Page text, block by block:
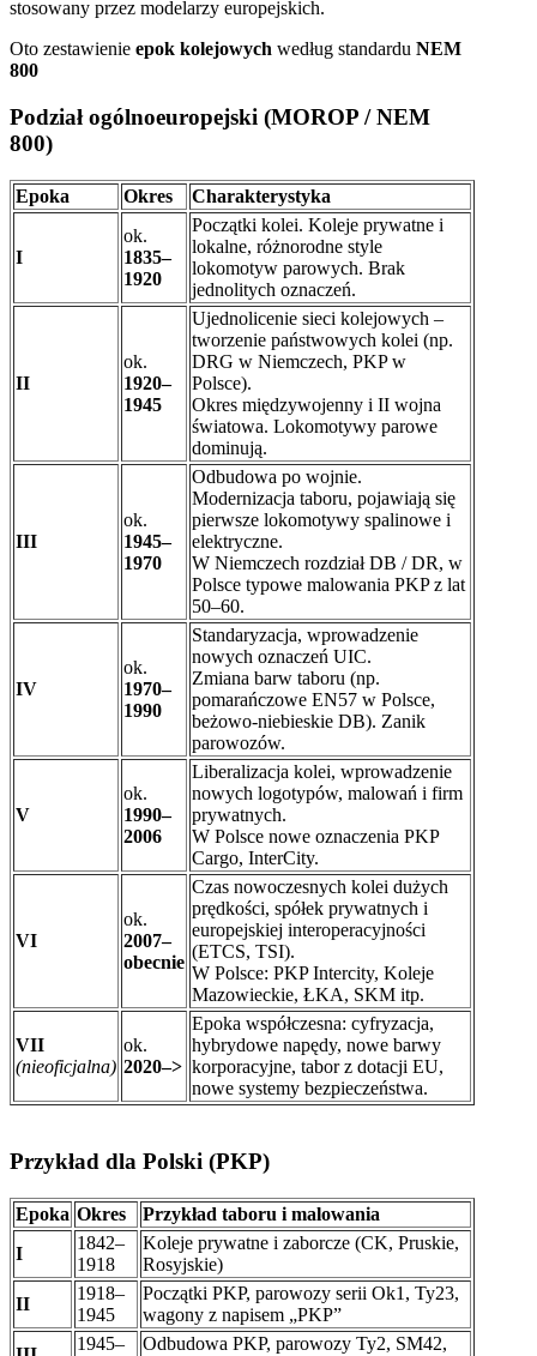
stosowany przez modelarzy europejskich.
Oto zestawienie epok kolejowych według standardu NEM
800
Podział ogólnoeuropejski (MOROP / NEM
800)
Epoka Okres Charakterystyka
I
ok.
1835–
1920
Początki kolei. Koleje prywatne i
lokalne, różnorodne style
lokomotyw parowych. Brak
jednolitych oznaczeń.
II
ok.
1920–
1945
Ujednolicenie sieci kolejowych –
tworzenie państwowych kolei (np.
DRG w Niemczech, PKP w
Polsce).
Okres międzywojenny i II wojna
światowa. Lokomotywy parowe
dominują.
III
ok.
1945–
1970
Odbudowa po wojnie.
Modernizacja taboru, pojawiają się
pierwsze lokomotywy spalinowe i
elektryczne.
W Niemczech rozdział DB / DR, w
Polsce typowe malowania PKP z lat
50–60.
IV
ok.
1970–
1990
Standaryzacja, wprowadzenie
nowych oznaczeń UIC.
Zmiana barw taboru (np.
pomarańczowe EN57 w Polsce,
beżowo-niebieskie DB). Zanik
parowozów.
V
ok.
1990–
2006
Liberalizacja kolei, wprowadzenie
nowych logotypów, malowań i firm
prywatnych.
W Polsce nowe oznaczenia PKP
Cargo, InterCity.
VI
ok.
2007–
obecnie
Czas nowoczesnych kolei dużych
prędkości, spółek prywatnych i
europejskiej interoperacyjności
(ETCS, TSI).
W Polsce: PKP Intercity, Koleje
Mazowieckie, ŁKA, SKM itp.
VII
(nieoficjalna)
ok.
2020–>
Epoka współczesna: cyfryzacja,
hybrydowe napędy, nowe barwy
korporacyjne, tabor z dotacji EU,
nowe systemy bezpieczeństwa.
Przykład dla Polski (PKP)
Epoka Okres
Przykład taboru i malowania
I
1842–
1918
Koleje prywatne i zaborcze (CK, Pruskie,
Rosyjskie)
II
1918–
1945
Początki PKP, parowozy serii Ok1, Ty23,
wagony z napisem „PKP”
1945–
Odbudowa PKP, parowozy Ty2, SM42,